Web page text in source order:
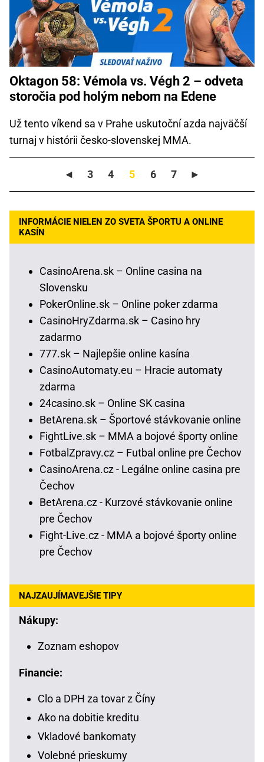
Oktagon 58: Vémola vs. Végh 2 – odveta
storočia pod holým nebom na Edene
Už tento víkend sa v Prahe uskutoční azda najväčší
turnaj v histórii česko-slovenskej MMA.
◄ 3 4 5 6 7 ►
INFORMÁCIE NIELEN ZO SVETA ŠPORTU A ONLINE
KASÍN
CasinoArena.sk – Online casina na
Slovensku
PokerOnline.sk – Online poker zdarma
CasinoHryZdarma.sk – Casino hry
zadarmo
777.sk – Najlepšie online kasína
CasinoAutomaty.eu – Hracie automaty
zdarma
24casino.sk – Online SK casina
BetArena.sk – Športové stávkovanie online
FightLive.sk – MMA a bojové športy online
FotbalZpravy.cz – Futbal online pre Čechov
CasinoArena.cz - Legálne online casina pre
Čechov
BetArena.cz - Kurzové stávkovanie online
pre Čechov
Fight-Live.cz - MMA a bojové športy online
pre Čechov
NAJZAUJÍMAVEJŠIE TIPY
Nákupy:
Zoznam eshopov
Financie:
Clo a DPH za tovar z Číny
Ako na dobitie kreditu
Vkladové bankomaty
Volebné prieskumy